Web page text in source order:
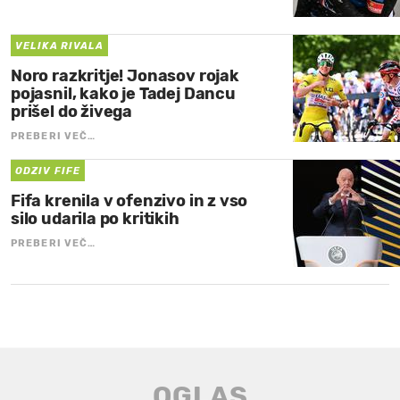
VELIKA RIVALA
Noro razkritje! Jonasov rojak
pojasnil, kako je Tadej Dancu
prišel do živega
PREBERI VEČ…
ODZIV FIFE
Fifa krenila v ofenzivo in z vso
silo udarila po kritikih
PREBERI VEČ…